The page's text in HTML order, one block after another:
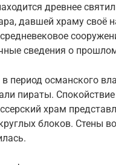
древнее
давшей храму своё
сведения о
в период османского
пираты.
храм
блоков. Стены